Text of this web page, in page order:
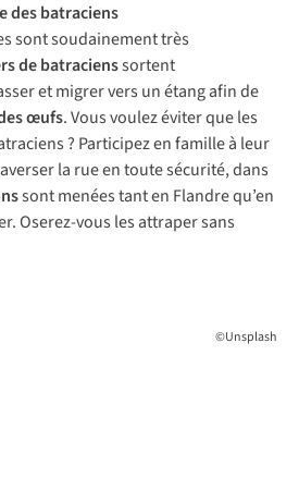
des batraciens
sont soudainement très
de batracienssortent
et migrer vers un étang afin de
œufs. Vous voulez éviter que les
? Participez en famille à leur
la rue en toute sécurité, dans
sont menées tant en Flandrequ’en
Oserez-vous les attraper sans
©Unsplash